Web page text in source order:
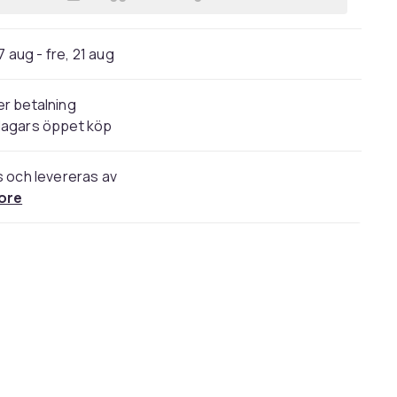
aug - fre, 21 aug
betalning
öppet köp
och levereras av